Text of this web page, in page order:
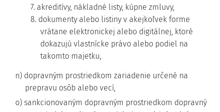
7. akreditívy, nákladné listy, kúpne zmluvy,
8. dokumenty alebo listiny v akejkoľvek forme
vrátane elektronickej alebo digitálnej, ktoré
dokazujú vlastnícke právo alebo podiel na
takomto majetku,
n) dopravným prostriedkom zariadenie určené na
prepravu osôb alebo vecí,
o) sankcionovaným dopravným prostriedkom dopravný